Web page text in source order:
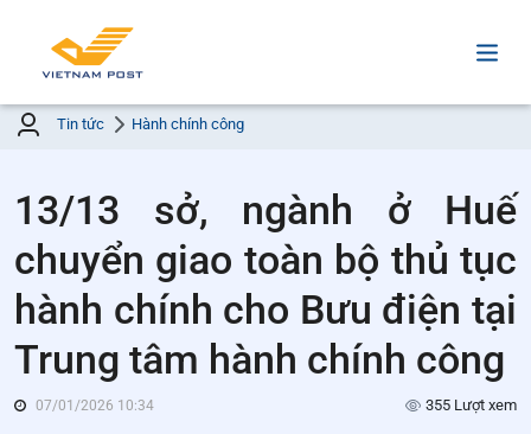
Tin tức Hành chính công
13/13 sở, ngành ở Huế
chuyển giao toàn bộ thủ tục
hành chính cho Bưu điện tại
Trung tâm hành chính công
07/01/2026 10:34 355 Lượt xem